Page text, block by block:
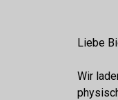
Liebe
Wir